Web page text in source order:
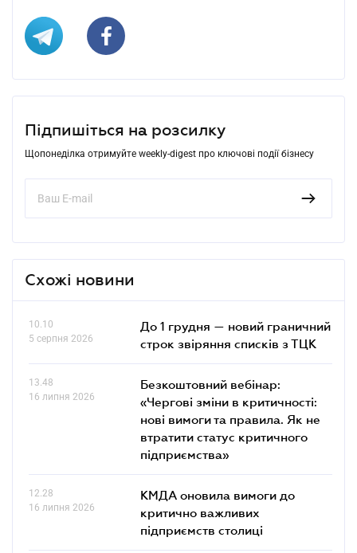
Підпишіться на розсилку
Щопонеділка отримуйте weekly-digest про ключові події бізнесу
Схожі новини
10.10
5 серпня 2026
До 1 грудня — новий граничний
строк звіряння списків з ТЦК
13.48
16 липня 2026
Безкоштовний вебінар:
«Чергові зміни в критичності:
нові вимоги та правила. Як не
втратити статус критичного
підприємства»
12.28
16 липня 2026
КМДА оновила вимоги до
критично важливих
підприємств столиці